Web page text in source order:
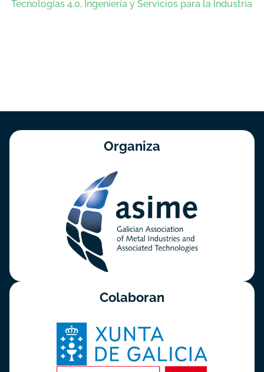
Tecnologías 4.0, Ingeniería y Servicios para la Industria
Organiza
Colaboran